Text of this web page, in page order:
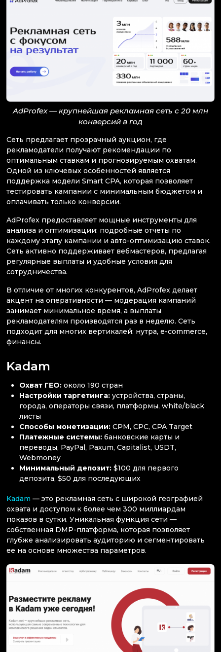
AdProfex — крупнейшая рекламная сеть с 20 млн
конверсий в год
Сеть предлагает прозрачный аукцион, где
рекламодатели получают рекомендации по
оптимальным ставкам и прогнозируемым охватам.
Одной из ключевых особенностей является
поддержка модели Smart CPA, которая позволяет
тестировать кампании с минимальным бюджетом и
оплачивать только конверсии.
AdProfex предоставляет мощные инструменты для
анализа и оптимизации: подробные отчеты по
каждому этапу кампании и авто-оптимизацию ставок.
Сеть активно поддерживает вебмастеров, предлагая
регулярные выплаты и удобные условия для
сотрудничества.
В отличие от многих конкурентов, AdProfex делает
акцент на оперативности — модерация кампаний
занимает минимальное время, а выплаты
рекламодателям производятся раз в неделю. Сеть
подходит для многих вертикалей: нутра, e-commerce,
финансы.
Kadam
Охват ГЕО:около 190 стран
Настройки таргетинга: устройства, страны,
города, операторы связи, платформы, white/black
листы
Способы монетизации:CPM, CPC, CPA Target
Платежные системы: банковские карты и
переводы, PayPal, Paxum, Capitalist, USDT,
Webmoney
Минимальный депозит:$100 для первого
депозита, $50 для последующих
Kadam — это рекламная сеть с широкой географией
охвата и доступом к более чем 300 миллиардам
показов в сутки. Уникальная функция сети —
собственная DMP-платформа, которая позволяет
глубже анализировать аудиторию и сегментировать
ее на основе множества параметров.